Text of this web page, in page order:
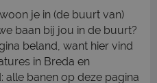
je in (de buurt van)
baan bij jou in de buurt?
beland, want hier vind
in Breda en
alle banen op deze pagina